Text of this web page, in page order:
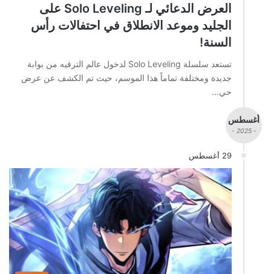
العرض الدعائي لـ Solo Leveling على
الجليد وموعد الانطلاق في احتفالات رأس
السنة!
تستعد سلسلة Solo Leveling لدخول عالم الترفيه من بوابة
جديدة ومختلفة تماماً هذا الموسم، حيث تم الكشف عن عرض
حي…
أغسطس
- 2025 -
29 أغسطس